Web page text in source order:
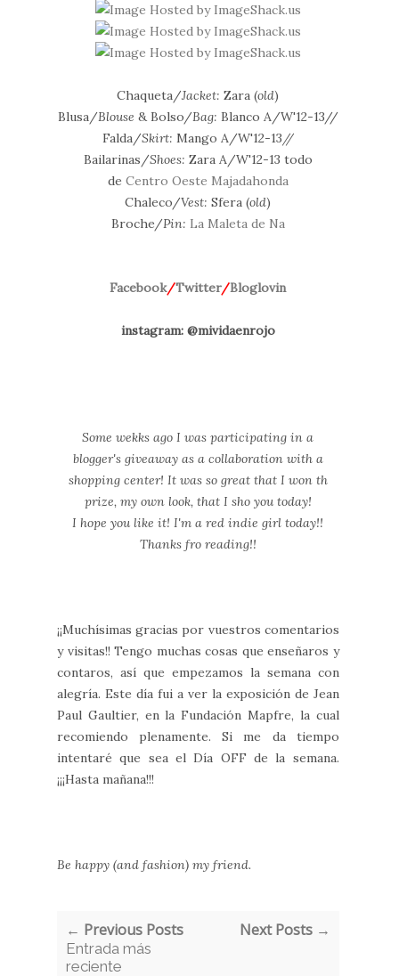
Chaqueta/Jacket:Zara (old)
Blusa/Blouse & Bolso/Bag: Blanco A/W'12-13//
Falda/Skirt: Mango A/W'12-13//
Bailarinas/Shoes: Zara A/W'12-13 todo
de Centro Oeste Majadahonda
Chaleco/Vest:Sfera (old)
Broche/Pin: La Maleta de Na
Facebook/Twitter/Bloglovin
instagram: @mividaenrojo
Some wekks ago I was participating in a
blogger's giveaway as a collaboration with a
shopping center! It was so great that I won th
prize, my own look, that I sho you today!
I hope you like it! I'm a red indie girl today!!
Thanks fro reading!!
¡¡Muchísimas gracias por vuestros comentarios
y visitas!! Tengo muchas cosas que enseñaros y
contaros, así que empezamos la semana con
alegría. Este día fui a ver la exposición de Jean
Paul Gaultier, en la Fundación Mapfre, la cual
recomiendo plenamente. Si me da tiempo
intentaré que sea el Día OFF de la semana.
¡¡¡Hasta mañana!!!
Be happy (and fashion) my friend.
← Previous Posts
Entrada más
reciente
Next Posts →